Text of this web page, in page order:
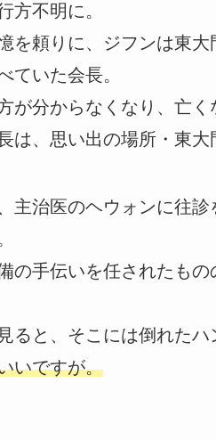
方不明に。
を頼りに、ジフンは東大
ていた会長。
が分からなくなり、亡く
は、思い出の場所・東大
主治医のヘウォンに往
の手伝いを任されたも
ると、そこには倒れたハ
いですが。